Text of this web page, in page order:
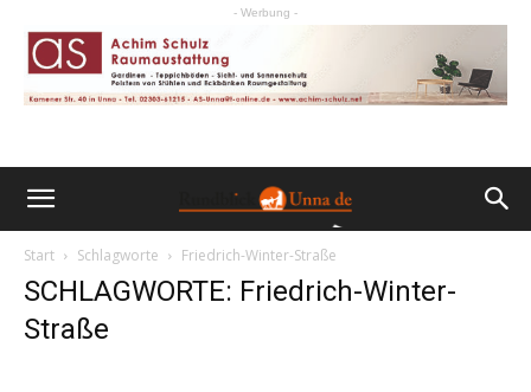
- Werbung -
Start Schlagworte Friedrich-Winter-Straße
SCHLAGWORTE: Friedrich-Winter-
Straße